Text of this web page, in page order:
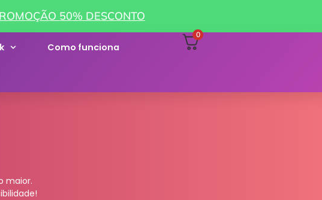
50% DESCONTO
Como funciona
0
maior.